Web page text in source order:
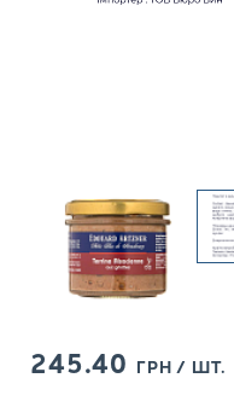
245.40 ГРН / ШТ.